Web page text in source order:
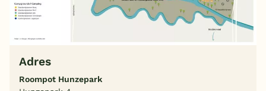
Adres
Roompot Hunzepark